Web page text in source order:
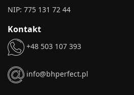
NIP: 775 131 72 44
Kontakt
+48 503 107 393
info@bhperfect.pl